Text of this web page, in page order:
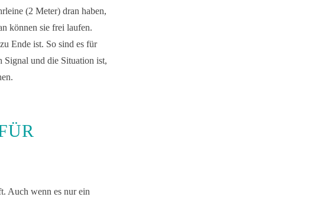
(2 Meter) dran haben,
können sie frei laufen.
Ende ist. So sind es für
Signal und die Situation ist,
Auch wenn es nur ein